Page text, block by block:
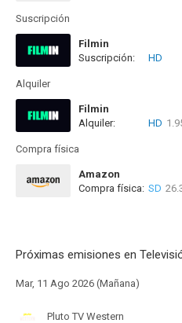
Suscripción
Filmin
Disponible hasta el
Suscripción: HD
Alquiler
Filmin
Disponible hasta el
Alquiler: HD
Compra física
Amazon
Compra física: SD
Próximas emisiones en
Mar, 11 Ago 2026 (Mañana)
Pluto TV Western